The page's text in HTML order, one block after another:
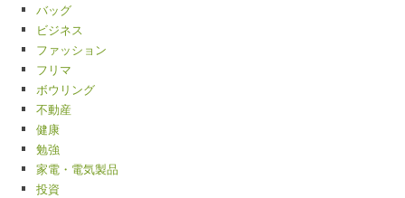
バッグ
ビジネス
ファッション
フリマ
ボウリング
不動産
健康
勉強
家電・電気製品
投資